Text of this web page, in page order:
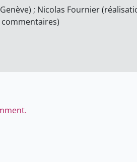
; Nicolas Fournier
commentaires)